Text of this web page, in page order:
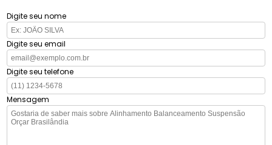
Digite seu nome
Digite seu email
Digite seu telefone
Mensagem